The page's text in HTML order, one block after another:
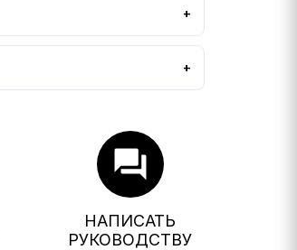
forum
НАПИСАТЬ
РУКОВОДСТВУ